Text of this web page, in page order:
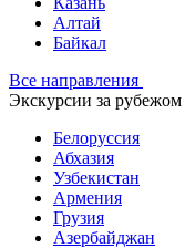
Алтай
Байкал
Все направления
Экскурсии за рубежом
Белоруссия
Абхазия
Узбекистан
Армения
Грузия
Азербайджан